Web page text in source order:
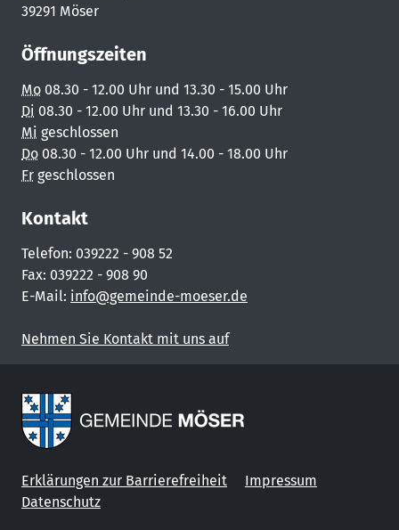
39291 Möser
Öffnungszeiten
Mo 08.30 - 12.00 Uhr und 13.30 - 15.00 Uhr
Di 08.30 - 12.00 Uhr und 13.30 - 16.00 Uhr
Mi geschlossen
Do 08.30 - 12.00 Uhr und 14.00 - 18.00 Uhr
Fr geschlossen
Kontakt
Telefon: 039222 - 908 52
Fax: 039222 - 908 90
E-Mail: info@gemeinde-moeser.de
Nehmen Sie Kontakt mit uns auf
Erklärungen zur Barrierefreiheit
Impressum
Datenschutz